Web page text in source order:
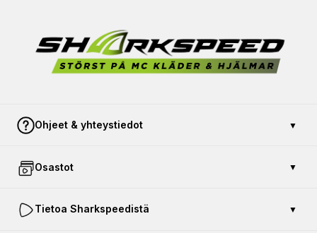
Ohjeet & yhteystiedot ▼
Ota yhteyttä
Avoin kauppa
Osastot ▼
Osta lahjakortti
Tietoa Sharkspeedistä ▼